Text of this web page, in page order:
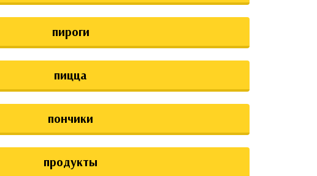
пироги
пицца
пончики
продукты